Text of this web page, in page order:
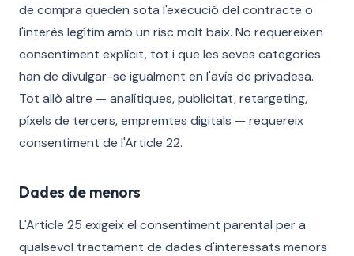
de compra queden sota l'execució del contracte o
l'interès legítim amb un risc molt baix. No requereixen
consentiment explícit, tot i que les seves categories
han de divulgar-se igualment en l'avís de privadesa.
Tot allò altre — analítiques, publicitat, retargeting,
píxels de tercers, empremtes digitals — requereix
consentiment de l'Article 22.
Dades de menors
L'Article 25 exigeix el consentiment parental per a
qualsevol tractament de dades d'interessats menors